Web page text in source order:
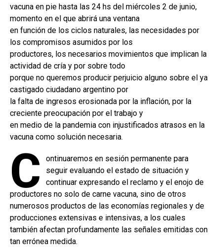
vacuna en pie hasta las 24 hs del miércoles 2 de junio,
momento en el que abrirá una ventana
en función de los ciclos naturales, las necesidades por
los compromisos asumidos por los
productores, los necesarios movimientos que implican la
actividad de cría y por sobre todo
porque no queremos producir perjuicio alguno sobre el ya
castigado ciudadano argentino por
la falta de ingresos erosionada por la inflación, por la
creciente preocupación por el trabajo y
en medio de la pandemia con injustificados atrasos en la
vacuna como solución necesaria.
C
ontinuaremos en sesión permanente para
seguir evaluando el estado de situación y
continuar expresando el reclamo y el enojo de
productores no solo de carne vacuna, sino de otros
numerosos productos de las economías regionales y de
producciones extensivas e intensivas, a los cuales
también afectan profundamente las señales emitidas con
tan errónea medida.